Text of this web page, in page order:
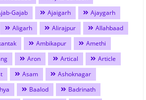
Gajab Ajaigarh
Ajaygarh
Aligarh Alirajpur
Allahbaad
Ambikapur
Amethi
Aron Artical
Article
Asam
Ashoknagar
Baalod
Badrinath